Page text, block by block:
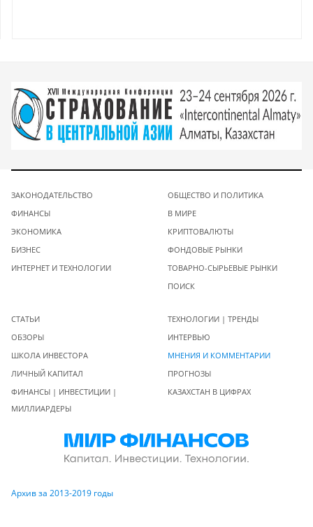
ЗАКОНОДАТЕЛЬСТВО
ФИНАНСЫ
ЭКОНОМИКА
БИЗНЕС
ИНТЕРНЕТ И ТЕХНОЛОГИИ
ОБЩЕСТВО И ПОЛИТИКА
В МИРЕ
КРИПТОВАЛЮТЫ
ФОНДОВЫЕ РЫНКИ
ТОВАРНО-СЫРЬЕВЫЕ РЫНКИ
ПОИСК
СТАТЬИ
ОБЗОРЫ
ШКОЛА ИНВЕСТОРА
ЛИЧНЫЙ КАПИТАЛ
ФИНАНСЫ | ИНВЕСТИЦИИ |
МИЛЛИАРДЕРЫ
ТЕХНОЛОГИИ | ТРЕНДЫ
ИНТЕРВЬЮ
МНЕНИЯ И КОММЕНТАРИИ
ПРОГНОЗЫ
КАЗАХСТАН В ЦИФРАХ
Архив за 2013-2019 годы